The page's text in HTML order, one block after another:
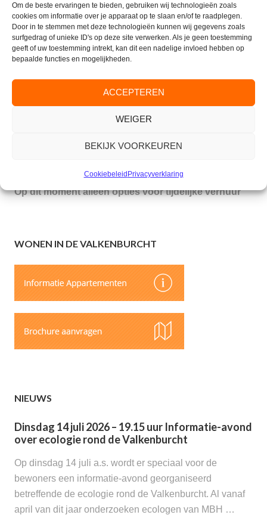
Om de beste ervaringen te bieden, gebruiken wij technologieën zoals
cookies om informatie over je apparaat op te slaan en/of te raadplegen.
Door in te stemmen met deze technologieën kunnen wij gegevens zoals
surfgedrag of unieke ID's op deze site verwerken. Als je geen toestemming
geeft of uw toestemming intrekt, kan dit een nadelige invloed hebben op
bepaalde functies en mogelijkheden.
ACCEPTEREN
WEIGER
BEKIJK VOORKEUREN
CookiebeleidPrivacyverklaring
CONTACT
info@parkflatdevalkenburcht.nl
Op dit moment alleen opties voor tijdelijke verhuur
WONEN IN DE VALKENBURCHT
NIEUWS
Dinsdag 14 juli 2026 – 19.15 uur Informatie-avond
over ecologie rond de Valkenburcht
Op dinsdag 14 juli a.s. wordt er speciaal voor de
bewoners een informatie-avond georganiseerd
betreffende de ecologie rond de Valkenburcht. Al vanaf
april van dit jaar onderzoeken ecologen van MBH …